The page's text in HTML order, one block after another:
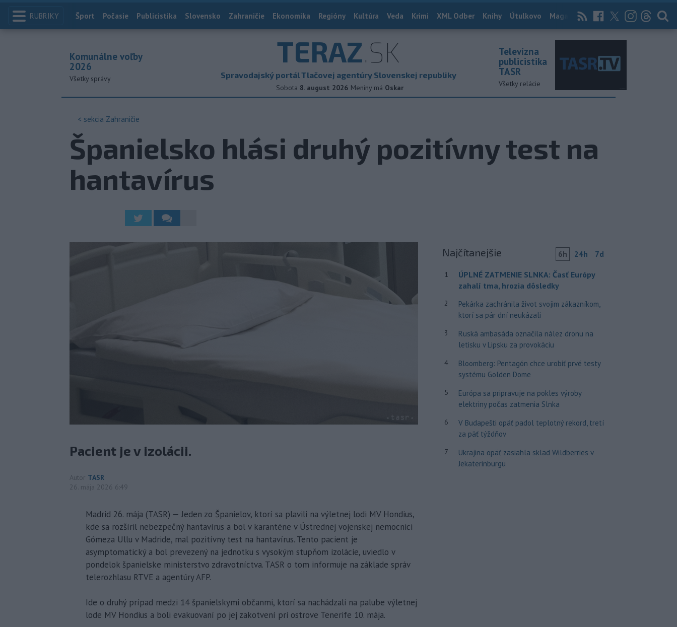
RUBRIKY Index
Šport Počasie Publicistika Slovensko Zahraničie Ekonomika Regióny Kultúra Veda Krimi XML Odber Knihy Útulkovo Magazín News Now Archív
TERAZ.SK
Spravodajský portál Tlačovej agentúry Slovenskej republiky
Sobota 8. august 2026 Meniny má Oskar
Komunálne voľby
2026
Všetky správy
Televízna
publicistika
TASR
Všetky relácie
< sekcia Zahraničie
Španielsko hlási druhý pozitívny test na
hantavírus
Pacient je v izolácii.
Autor TASR
26. mája 2026 6:49
Madrid 26. mája (TASR) — Jeden zo Španielov, ktorí sa plavili na výletnej lodi MV Hondius,
kde sa rozšíril nebezpečný hantavírus a bol v karanténe v Ústrednej vojenskej nemocnici
Gómeza Ullu v Madride, mal pozitívny test na hantavírus. Tento pacient je
asymptomatický a bol prevezený na jednotku s vysokým stupňom izolácie, uviedlo v
pondelok španielske ministerstvo zdravotníctva. TASR o tom informuje na základe správ
telerozhlasu RTVE a agentúry AFP.
Ide o druhý prípad medzi 14 španielskymi občanmi, ktorí sa nachádzali na palube výletnej
lode MV Hondius a boli evakuovaní po jej zakotvení pri ostrove Tenerife 10. mája.
Najčítanejšie 6h 24h 7d
1
ÚPLNÉ ZATMENIE SLNKA: Časť Európy
zahalí tma, hrozia dôsledky
2
Pekárka zachránila život svojim zákazníkom,
ktorí sa pár dní neukázali
3
Ruská ambasáda označila nález dronu na
letisku v Lipsku za provokáciu
4
Bloomberg: Pentagón chce urobiť prvé testy
systému Golden Dome
5
Európa sa pripravuje na pokles výroby
elektriny počas zatmenia Slnka
6
V Budapešti opäť padol teplotný rekord, tretí
za päť týždňov
7
Ukrajina opäť zasiahla sklad Wildberries v
Jekaterinburgu